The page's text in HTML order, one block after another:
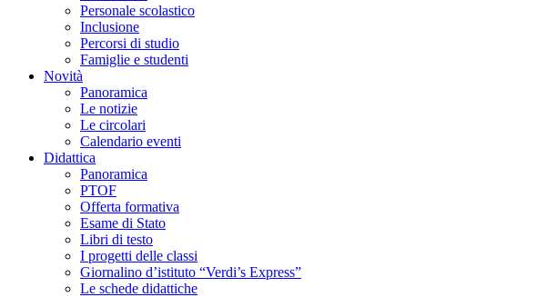
Personale scolastico
Inclusione
Percorsi di studio
Famiglie e studenti
Novità
Panoramica
Le notizie
Le circolari
Calendario eventi
Didattica
Panoramica
PTOF
Offerta formativa
Esame di Stato
Libri di testo
I progetti delle classi
Giornalino d’istituto “Verdi’s Express”
Le schede didattiche